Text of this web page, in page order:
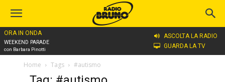
ORA IN ONDA
WEEKEND PARADE
con Barbara Pinotti
ASCOLTA LA RADIO
GUARDA LA TV
Home Tags #autismo